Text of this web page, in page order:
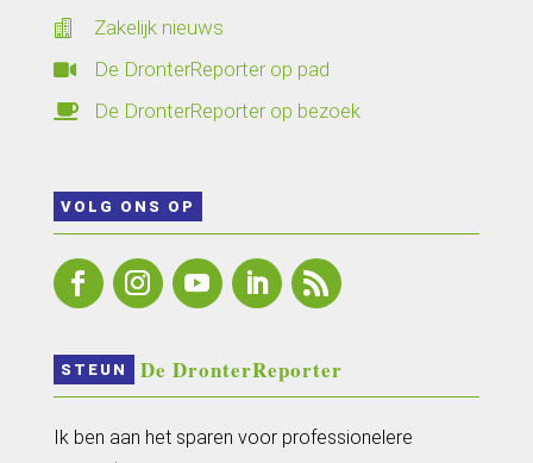
 Zakelijk nieuws
 De DronterReporter op pad
 De DronterReporter op bezoek
VOLG ONS OP
STEUN De DronterReporter
Ik ben aan het sparen voor professionelere